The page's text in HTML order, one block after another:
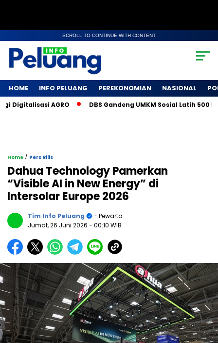
SCROLL TO CONTINUE WITH CONTENT
HOME INFO PELUANG PEREKONOMIAN NASIONAL
AGRO DBS Gandeng UMKM Sosial Latih 500
Home / Pers Rilis
Dahua Technology Pamerkan
“Visible AI in New Energy” di
Intersolar Europe 2026
Tim Info Peluang
- Pewarta
Jumat, 26 Juni 2026 - 00:10 WIB